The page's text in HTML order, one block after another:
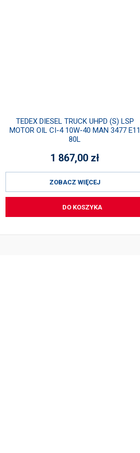
TEDEX DIESEL TRUCK UHPD (S) LSP
MOTOR OIL CI-4 10W-40 MAN 3477 E11
80L
1 867,00 zł
ZOBACZ WIĘCEJ
DO KOSZYKA